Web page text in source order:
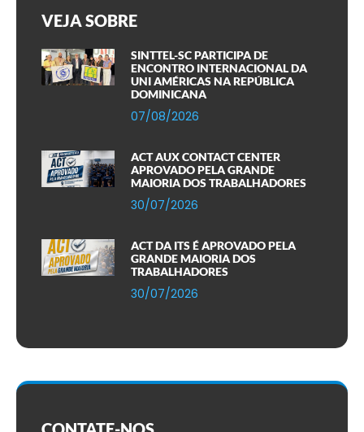
VEJA SOBRE
SINTTEL-SC PARTICIPA DE
ENCONTRO INTERNACIONAL DA
UNI AMÉRICAS NA REPÚBLICA
DOMINICANA
07/08/2026
ACT AUX CONTACT CENTER
APROVADO PELA GRANDE
MAIORIA DOS TRABALHADORES
30/07/2026
ACT DA ITS É APROVADO PELA
GRANDE MAIORIA DOS
TRABALHADORES
30/07/2026